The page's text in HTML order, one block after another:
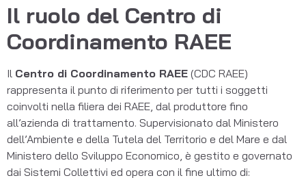
Il ruolo del Centro di
Coordinamento RAEE
Il Centro di Coordinamento RAEE (CDC RAEE)
rappresenta il punto di riferimento per tutti i soggetti
coinvolti nella filiera dei RAEE, dal produttore fino
all’azienda di trattamento. Supervisionato dal Ministero
dell’Ambiente e della Tutela del Territorio e del Mare e dal
Ministero dello Sviluppo Economico, è gestito e governato
dai Sistemi Collettivi ed opera con il fine ultimo di: